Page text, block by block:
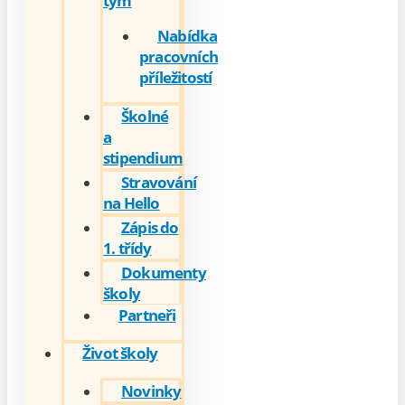
Nabídka
pracovních
příležitostí
Školné
a
stipendium
Stravování
na Hello
Zápis do
1. třídy
Dokumenty
školy
Partneři
Život školy
Novinky